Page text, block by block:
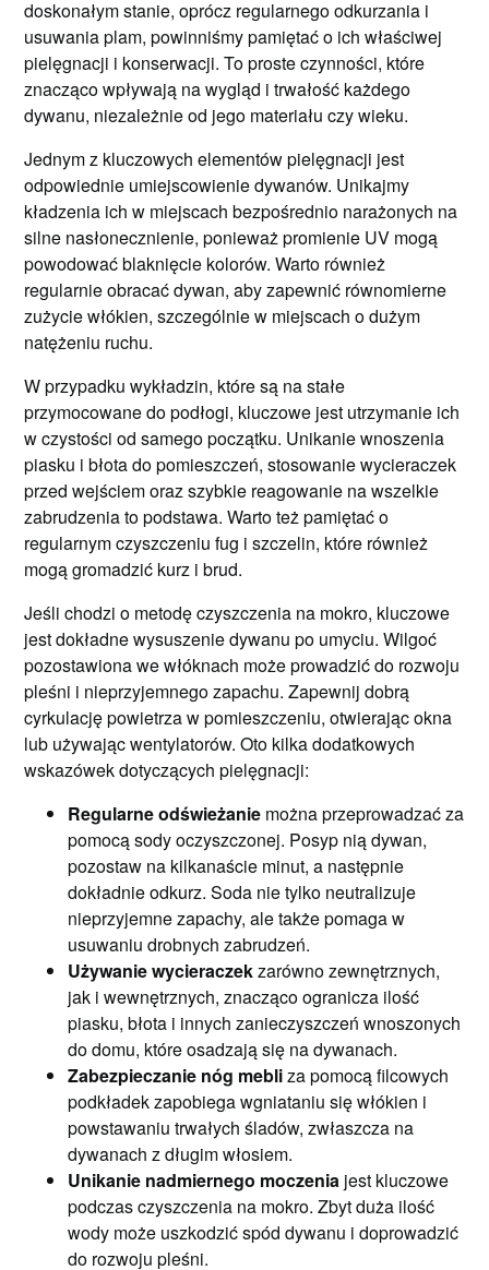
doskonałym stanie, oprócz regularnego odkurzania i
usuwania plam, powinniśmy pamiętać o ich właściwej
pielęgnacji i konserwacji. To proste czynności, które
znacząco wpływają na wygląd i trwałość każdego
dywanu, niezależnie od jego materiału czy wieku.
Jednym z kluczowych elementów pielęgnacji jest
odpowiednie umiejscowienie dywanów. Unikajmy
kładzenia ich w miejscach bezpośrednio narażonych na
silne nasłonecznienie, ponieważ promienie UV mogą
powodować blaknięcie kolorów. Warto również
regularnie obracać dywan, aby zapewnić równomierne
zużycie włókien, szczególnie w miejscach o dużym
natężeniu ruchu.
W przypadku wykładzin, które są na stałe
przymocowane do podłogi, kluczowe jest utrzymanie ich
w czystości od samego początku. Unikanie wnoszenia
piasku i błota do pomieszczeń, stosowanie wycieraczek
przed wejściem oraz szybkie reagowanie na wszelkie
zabrudzenia to podstawa. Warto też pamiętać o
regularnym czyszczeniu fug i szczelin, które również
mogą gromadzić kurz i brud.
Jeśli chodzi o metodę czyszczenia na mokro, kluczowe
jest dokładne wysuszenie dywanu po umyciu. Wilgoć
pozostawiona we włóknach może prowadzić do rozwoju
pleśni i nieprzyjemnego zapachu. Zapewnij dobrą
cyrkulację powietrza w pomieszczeniu, otwierając okna
lub używając wentylatorów. Oto kilka dodatkowych
wskazówek dotyczących pielęgnacji:
Regularne odświeżanie można przeprowadzać za
pomocą sody oczyszczonej. Posyp nią dywan,
pozostaw na kilkanaście minut, a następnie
dokładnie odkurz. Soda nie tylko neutralizuje
nieprzyjemne zapachy, ale także pomaga w
usuwaniu drobnych zabrudzeń.
Używanie wycieraczekzarówno zewnętrznych,
jak i wewnętrznych, znacząco ogranicza ilość
piasku, błota i innych zanieczyszczeń wnoszonych
do domu, które osadzają się na dywanach.
Zabezpieczanie nóg mebliza pomocą filcowych
podkładek zapobiega wgniataniu się włókien i
powstawaniu trwałych śladów, zwłaszcza na
dywanach z długim włosiem.
Unikanie nadmiernego moczenia jest kluczowe
podczas czyszczenia na mokro. Zbyt duża ilość
wody może uszkodzić spód dywanu i doprowadzić
do rozwoju pleśni.